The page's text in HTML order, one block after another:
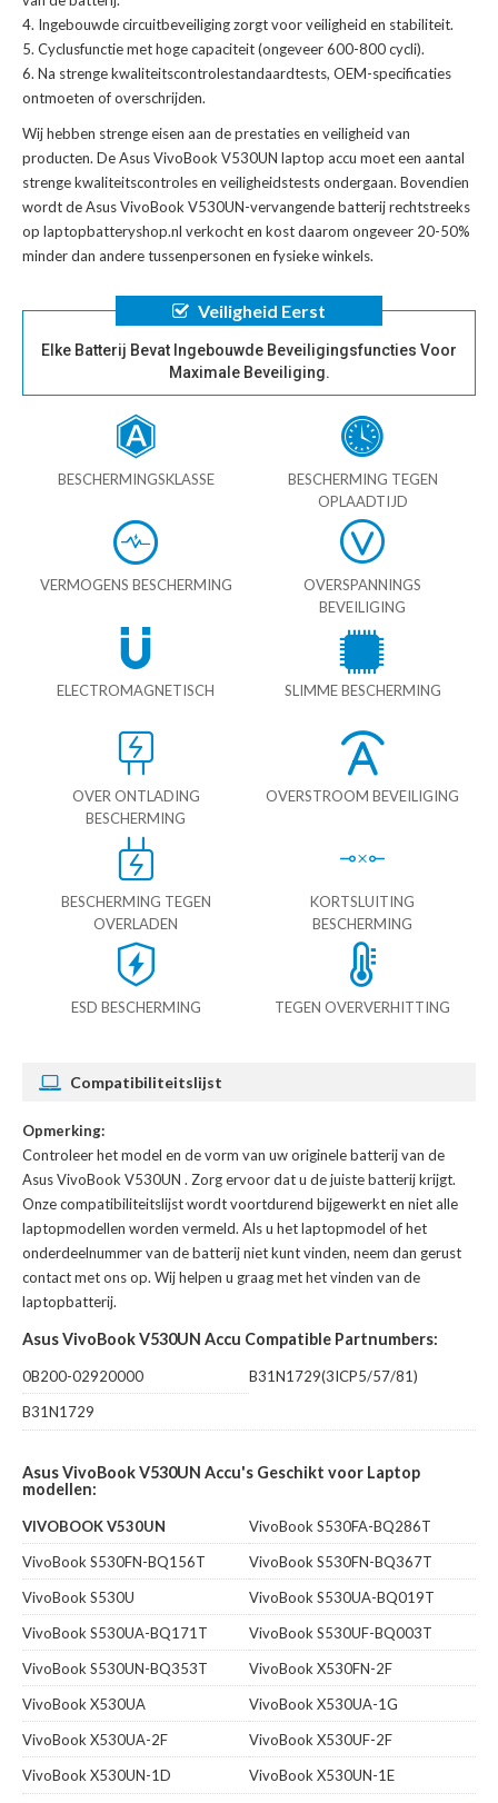
Ingebouwde circuitbeveiliging zorgt voor veiligheid en stabiliteit.
Cyclusfunctie met hoge capaciteit (ongeveer 600-800 cycli).
Na strenge kwaliteitscontrolestandaardtests, OEM-specificaties
ontmoeten of overschrijden.
Wij hebben strenge eisen aan de prestaties en veiligheid van
producten. DeAsus VivoBook V530UN laptop accu moet een aantal
strenge kwaliteitscontroles en veiligheidstests ondergaan. Bovendien
wordt deAsus VivoBook V530UN-vervangende batterijrechtstreeks
op laptopbatteryshop.nl verkocht en kost daarom ongeveer 20-50%
minder dan andere tussenpersonen en fysieke winkels.
Veiligheid Eerst
Elke Batterij Bevat Ingebouwde Beveiligingsfuncties Voor
Maximale Beveiliging.
BESCHERMINGSKLASSE
BESCHERMING TEGEN
OPLAADTIJD
VERMOGENS BESCHERMING
OVERSPANNINGS
BEVEILIGING
ELECTROMAGNETISCH SLIMME BESCHERMING
OVER ONTLADING
BESCHERMING
OVERSTROOM BEVEILIGING
BESCHERMING TEGEN
OVERLADEN
KORTSLUITING
BESCHERMING
ESD BESCHERMING TEGEN OVERVERHITTING
Compatibiliteitslijst
Opmerking:
Controleer het model en de vorm van uw originele batterij van de
Asus VivoBook V530UN . Zorg ervoor dat u de juiste batterij krijgt.
Onze compatibiliteitslijst wordt voortdurend bijgewerkt en niet alle
laptopmodellen worden vermeld. Als u het laptopmodel of het
onderdeelnummer van de batterij niet kunt vinden, neem dan gerust
contact met ons op. Wij helpen u graag met het vinden van de
laptopbatterij.
Asus VivoBook V530UN Accu Compatible Partnumbers:
0B200-02920000
B31N1729(3ICP5/57/81)
B31N1729
Asus VivoBook V530UN Accu's Geschikt voor Laptop
modellen:
VIVOBOOK V530UN
VivoBook S530FA-BQ286T
VivoBook S530FN-BQ156T
VivoBook S530FN-BQ367T
VivoBook S530U
VivoBook S530UA-BQ019T
VivoBook S530UA-BQ171T
VivoBook S530UF-BQ003T
VivoBook S530UN-BQ353T
VivoBook X530FN-2F
VivoBook X530UA
VivoBook X530UA-1G
VivoBook X530UA-2F
VivoBook X530UF-2F
VivoBook X530UN-1D
VivoBook X530UN-1E